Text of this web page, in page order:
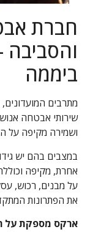
חברת
ביממה
מתרבים
שירותי אבטחה
ושמירה מקיפה על
במצבים בהם יש
אחרת, מקיפה
על מבנים, רכוש,
את הפתרונות
ארקס מספקת על